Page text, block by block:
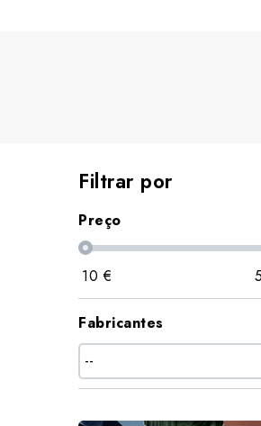
Filtrar por
Preço
10 €
Fabricantes